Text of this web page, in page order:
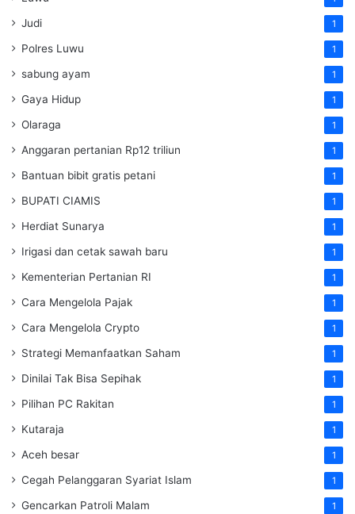
Judi 1
Polres Luwu 1
sabung ayam 1
Gaya Hidup 1
Olaraga 1
Anggaran pertanian Rp12 triliun 1
Bantuan bibit gratis petani 1
BUPATI CIAMIS 1
Herdiat Sunarya 1
Irigasi dan cetak sawah baru 1
Kementerian Pertanian RI 1
Cara Mengelola Pajak 1
Cara Mengelola Crypto 1
Strategi Memanfaatkan Saham 1
Dinilai Tak Bisa Sepihak 1
Pilihan PC Rakitan 1
Kutaraja 1
Aceh besar 1
Cegah Pelanggaran Syariat Islam 1
Gencarkan Patroli Malam 1